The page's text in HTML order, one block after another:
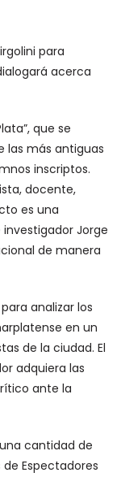
para
acerca
que se
las más antiguas
inscriptos.
docente,
es una
Jorge
de manera
analizar los
en un
de la ciudad. El
adquiera las
ante la
cantidad de
Espectadores